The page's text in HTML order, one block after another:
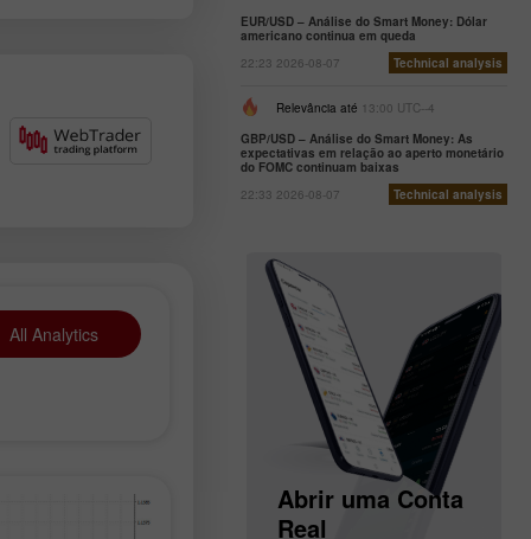
All Analytics
EUR/USD – Análise do Smart Money: Dólar
americano continua em queda
22:23 2026-08-07
Technical analysis
Relevância até 13:00 UTC--4
GBP/USD – Análise do Smart Money: As
expectativas em relação ao aperto monetário
do FOMC continuam baixas
22:33 2026-08-07
Technical analysis
Demonstração
Abrir uma Conta
Real